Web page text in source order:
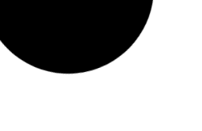
tradición milenaria que
la sostenibilidad
saturado de plásticos y